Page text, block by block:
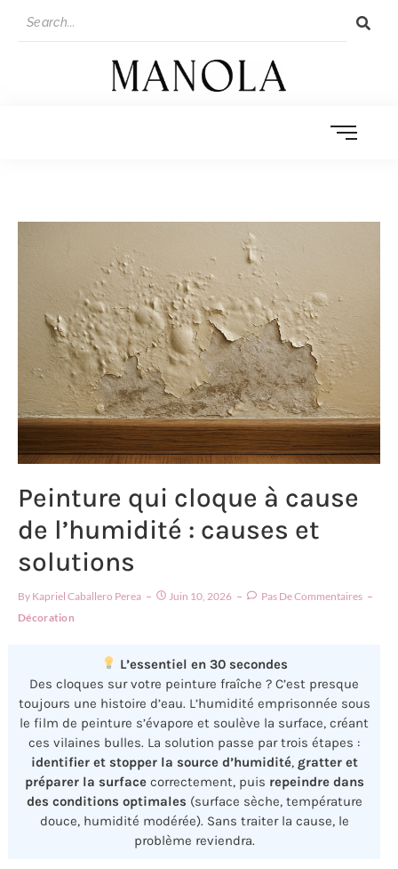
Peinture qui cloque à cause
de l’humidité : causes et
solutions
By Kapriel Caballero Perea Juin 10, 2026
Pas De Commentaires
Décoration
L’essentiel en 30 secondes
Des cloques sur votre peinture fraîche ? C’est presque
toujours une histoire d’eau. L’humidité emprisonnée sous
le film de peinture s’évapore et soulève la surface, créant
ces vilaines bulles. La solution passe par trois étapes :
identifier et stopper la source d’humidité, gratter et
préparer la surfacecorrectement, puis repeindre dans
des conditions optimales (surface sèche, température
douce, humidité modérée). Sans traiter la cause, le
problème reviendra.